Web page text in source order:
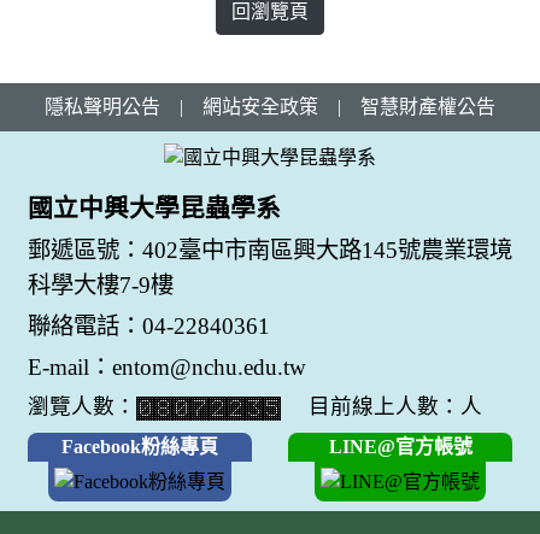
回瀏覽頁
隱私聲明公告 網站安全政策 智慧財產權公告
國立中興大學昆蟲學系
郵遞區號：402臺中市南區興大路145號農業環境
科學大樓7-9樓
聯絡電話：04-22840361
E-mail：entom@nchu.edu.tw
瀏覽人數： 目前線上人數：人
Facebook粉絲專頁 LINE@官方帳號